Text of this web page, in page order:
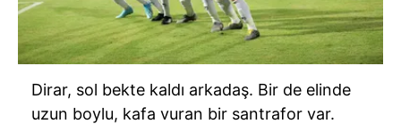
Dirar, sol bekte kaldı arkadaş. Bir de elinde
uzun boylu, kafa vuran bir santrafor var.